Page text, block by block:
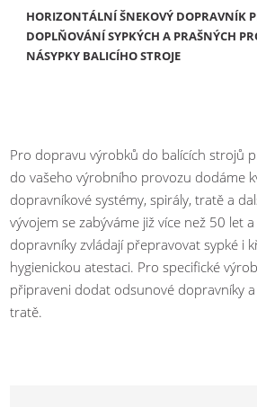
HORIZONTÁLNÍ ŠNEKOVÝ DOPRAVNÍK
DOPLŇOVÁNÍ SYPKÝCH A PRAŠNÝCH
NÁSYPKY BALICÍHO STROJE
Pro dopravu výrobků do balících strojů
do vašeho výrobního provozu dodáme
dopravníkové systémy, spirály, tratě a
vývojem se zabýváme již více než 50 let
dopravníky zvládají přepravovat sypké i
hygienickou atestaci. Pro specifické
připraveni dodat odsunové dopravníky
tratě.